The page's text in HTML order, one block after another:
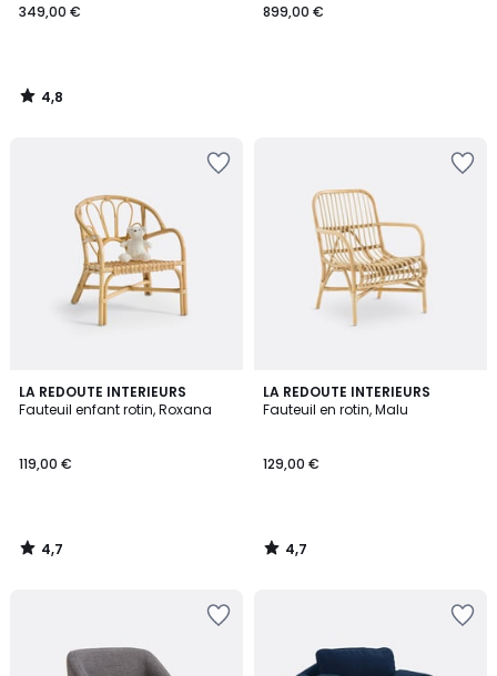
349,00 €
4,8
/
899,00 €
LA REDOUTE INTERIEURS
Fauteuil enfant rotin, Roxana
119,00 €
4,7
/ 5
4,7
/
LA REDOUTE INTERIEURS
Fauteuil en rotin, Malu
129,00 €
4,7
/ 5
4,7
/